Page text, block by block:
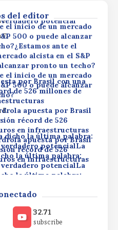
del editor
F.
la última palabra:
verdadero potencial
F.
el inicio de un mercado
500 o puede alcanzar
ante el
alcista en el S&P
pronto un techo?
el inicio de un mercado
500 o puede alcanzar
F.
por Brasil con una
de 526 millones de
apuesta por Brasil
récord de 526
en infraestructuras
apuesta por Brasil
récord de 526
en infraestructuras
dicho la última palabra:
potencialLa
la última palabra:
potencialLa
la última palabra:
el inicio de un mercado
500 o puede alcanzar
ante el
alcista en el S&P
32.71
subscribe